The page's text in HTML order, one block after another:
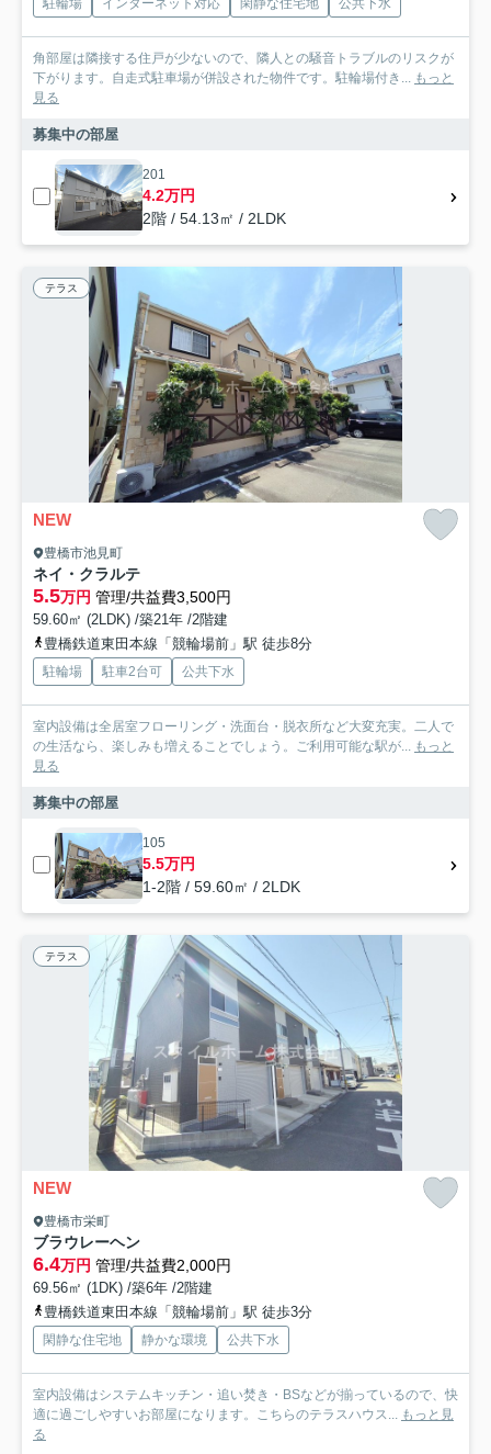
角部屋は隣接する住戸が少ないので、隣人との騒音トラブルのリスクが
下がります。自走式駐車場が併設された物件です。駐輪場付き...
もっと
見る
募集中の部屋
201
4.2万円
2階 / 54.13㎡ / 2LDK
テラス
NEW
豊橋市池見町
ネイ・クラルテ
5.5万円 管理/共益費3,500円
59.60㎡ (2LDK) /築21年 /2階建
豊橋鉄道東田本線「競輪場前」駅 徒歩8分
駐輪場 駐車2台可 公共下水
室内設備は全居室フローリング・洗面台・脱衣所など大変充実。二人で
の生活なら、楽しみも増えることでしょう。ご利用可能な駅が...
もっと
見る
募集中の部屋
105
5.5万円
1-2階 / 59.60㎡ / 2LDK
テラス
NEW
豊橋市栄町
ブラウレーヘン
6.4万円 管理/共益費2,000円
69.56㎡ (1DK) /築6年 /2階建
豊橋鉄道東田本線「競輪場前」駅 徒歩3分
閑静な住宅地 静かな環境 公共下水
室内設備はシステムキッチン・追い焚き・BSなどが揃っているので、快
適に過ごしやすいお部屋になります。こちらのテラスハウス...
もっと見
る